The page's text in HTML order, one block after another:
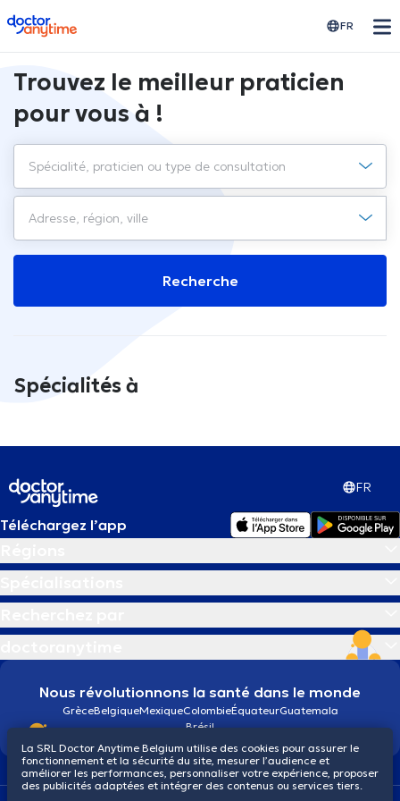
doctoranytime FR
Trouvez le meilleur praticien
pour vous à !
Recherche
Spécialités à
FR
Téléchargez l’app
Nous révolutionnons la santé dans le monde
GrèceBelgiqueMexiqueColombieÉquateurGuatemala
Brésil
La SRL Doctor Anytime Belgium utilise des cookies pour assurer le
fonctionnement et la sécurité du site, mesurer l’audience et
améliorer les performances, personnaliser votre expérience, proposer
des publicités adaptées et intégrer des contenus ou services tiers.